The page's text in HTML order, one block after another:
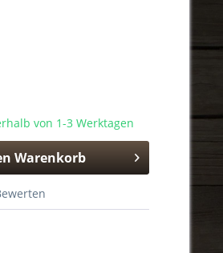
von 1-3 Werktagen
Warenkorb